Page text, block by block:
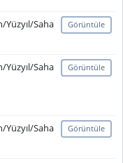
Yüzyıl/Saha Görüntüle
Yüzyıl/Saha Görüntüle
Yüzyıl/Saha Görüntüle